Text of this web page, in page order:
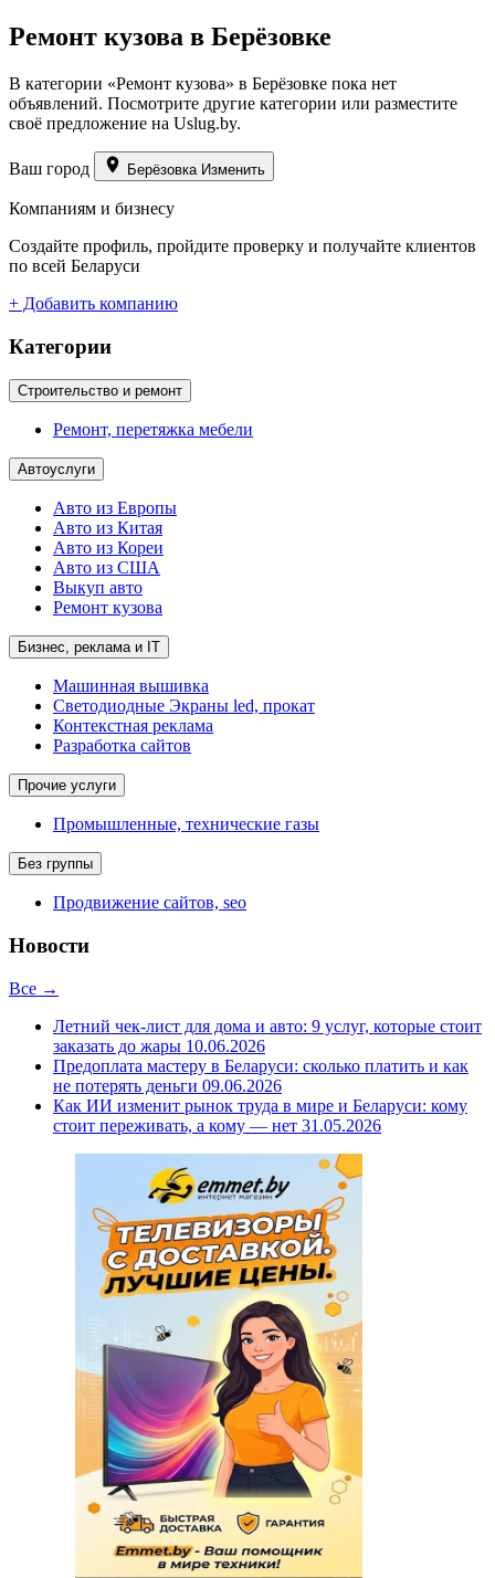
Ремонт кузова в Берёзовке
В категории «Ремонт кузова» в Берёзовке пока нет
объявлений. Посмотрите другие категории или разместите
своё предложение на Uslug.by.
Ваш город Берёзовка Изменить
Компаниям и бизнесу
Создайте профиль, пройдите проверку и получайте клиентов
по всей Беларуси
+ Добавить компанию
Категории
Строительство и ремонт
Ремонт, перетяжка мебели
Автоуслуги
Авто из Европы
Авто из Китая
Авто из Кореи
Авто из США
Выкуп авто
Ремонт кузова
Бизнес, реклама и IT
Машинная вышивка
Светодиодные Экраны led, прокат
Контекстная реклама
Разработка сайтов
Прочие услуги
Промышленные, технические газы
Без группы
Продвижение сайтов, seo
Новости
Все →
Летний чек-лист для дома и авто: 9 услуг, которые стоит
заказать до жары 10.06.2026
Предоплата мастеру в Беларуси: сколько платить и как
не потерять деньги 09.06.2026
Как ИИ изменит рынок труда в мире и Беларуси: кому
стоит переживать, а кому — нет 31.05.2026